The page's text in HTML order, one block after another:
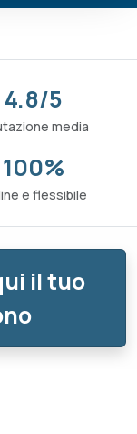
4.8/5
media
100%
e flessibile
il tuo